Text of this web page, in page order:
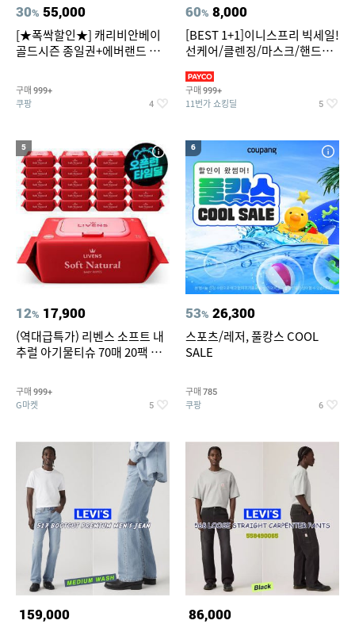
30% 55,000
[★폭싹할인★] 캐리비안베이
골드시즌 종일권+에버랜드 오
구매 999+
쿠팡 4
60% 8,000
[BEST 1+1]이니스프리 빅세일!
선케어/클렌징/마스크/핸드크
구매 999+
11번가 쇼킹딜 5
5
12% 17,900
(역대급특가) 리벤스 소프트 내
추럴 아기물티슈 70매 20팩 캡
구매 999+
G마켓 5
6
53% 26,300
스포츠/레저, 풀캉스 COOL
SALE
구매 785
쿠팡 6
159,000 86,000